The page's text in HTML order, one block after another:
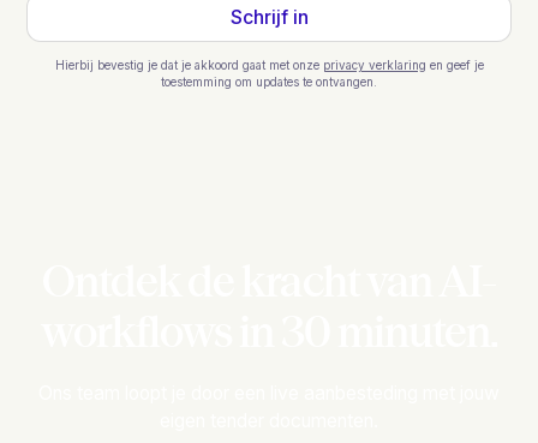
Hierbij bevestig je dat je akkoord gaat met onze privacy verklaring en geef je
toestemming om updates te ontvangen.